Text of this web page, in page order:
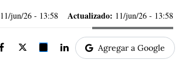
11/jun/26 - 13:58 Actualizado: 11/jun/26 - 13:58
Agregar a Google